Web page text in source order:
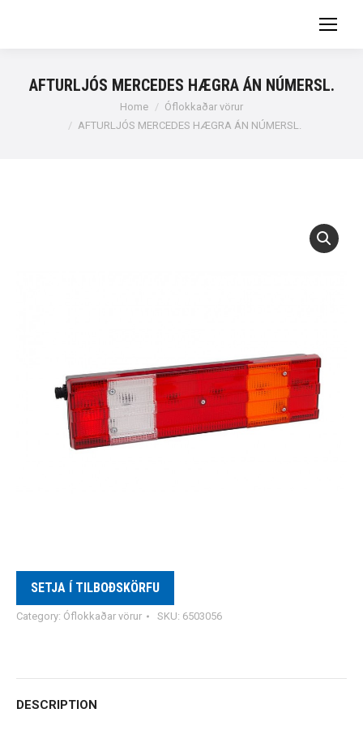
AFTURLJÓS MERCEDES HÆGRA ÁN NÚMERSL.
Home
Óflokkaðar vörur
AFTURLJÓS MERCEDES HÆGRA ÁN NÚMERSL.
SETJA Í TILBOÐSKÖRFU
Category: Óflokkaðar vörur SKU: 6503056
DESCRIPTION